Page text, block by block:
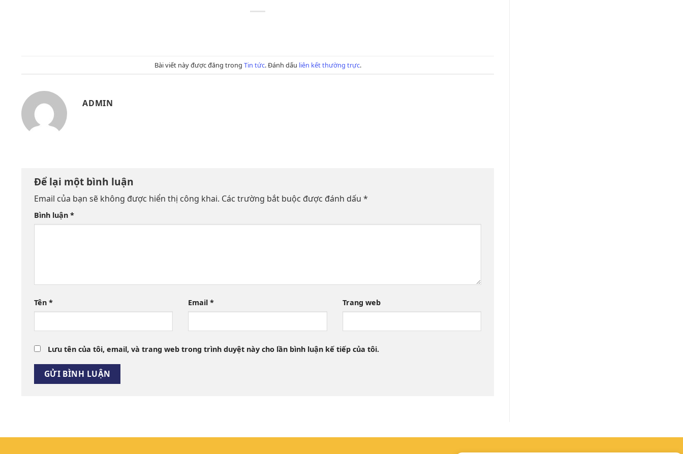
Bài viết này được đăng trong Tin tức. Đánh dấu liên kết thường trực.
ADMIN
Để lại một bình luận
Email của bạn sẽ không được hiển thị công khai. Các trường bắt buộc được đánh dấu *
Bình luận *
Tên * Email* Trang web
Lưu tên của tôi, email, và trang web trong trình duyệt này cho lần bình luận kế tiếp của tôi.